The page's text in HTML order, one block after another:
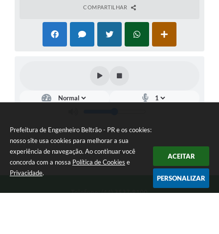
Prefeitura de Engenheiro Beltrão - PR e os cookies:
nosso site usa cookies para melhorar a sua
experiência de navegação. Ao continuar você
concorda com a nossa Política de Cookies e
Privacidade.
ACEITAR
PERSONALIZAR
COMPARTILHAR
Telefone: (44) 3537-8100